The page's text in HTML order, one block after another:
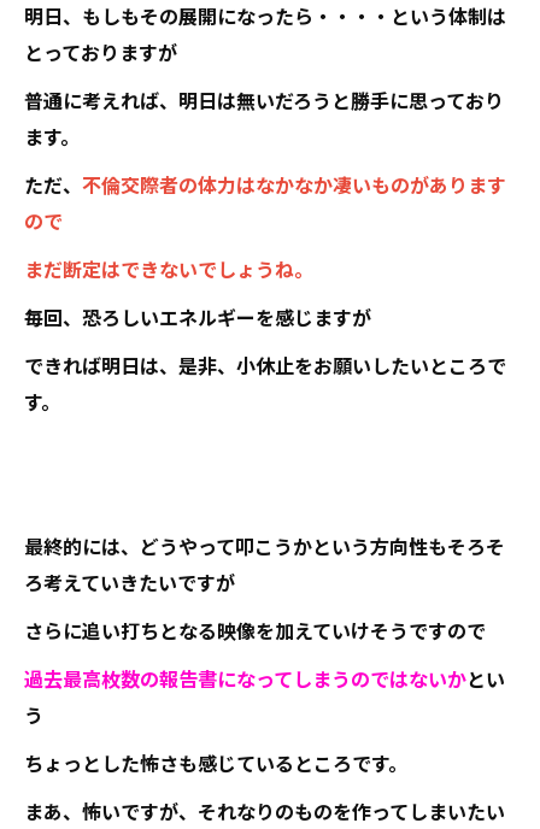
明日、もしもその展開になったら・・・・という体制は
とっておりますが
普通に考えれば、明日は無いだろうと勝手に思っており
ます。
ただ、 不倫交際者の体力はなかなか凄いものがあります
ので
まだ断定はできないでしょうね。
毎回、恐ろしいエネルギーを感じますが
できれば明日は、是非、小休止をお願いしたいところで
す。
最終的には、どうやって叩こうかという方向性もそろそ
ろ考えていきたいですが
さらに追い打ちとなる映像を加えていけそうですので
過去最高枚数の報告書になってしまうのではないかとい
う
ちょっとした怖さも感じているところです。
まあ、怖いですが、それなりのものを作ってしまいたい